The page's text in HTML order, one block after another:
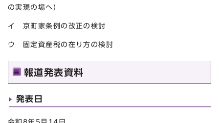
の実現の場へ）
イ 京町家条例の改正の検討
ウ 固定資産税の在り方の検討
報道発表資料
発表日